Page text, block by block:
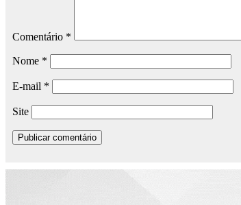
Comentário *
Nome *
E-mail *
Site